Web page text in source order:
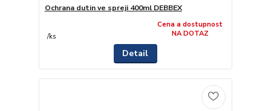
Ochrana dutin ve spreji 400ml DEBBEX
/ks
Cena a dostupnost
NA DOTAZ
Detail